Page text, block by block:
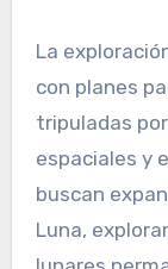
La
con planes
tripuladas
espaciales y
buscan
Luna,